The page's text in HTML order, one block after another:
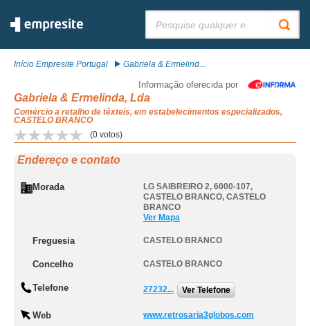
Início Empresite Portugal Gabriela & Ermelind...
Informação oferecida por
Gabriela & Ermelinda, Lda
Comércio a retalho de têxteis, em estabelecimentos especializados,
CASTELO BRANCO
(0 votos)
Endereço e contato
Morada LG SAIBREIRO 2, 6000-107,
CASTELO BRANCO, CASTELO
BRANCO
Ver Mapa
Freguesia CASTELO BRANCO
Concelho CASTELO BRANCO
Telefone 27232... Ver Telefone
Web www.retrosaria3globos.com